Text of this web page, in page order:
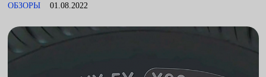
ОБЗОРЫ 01.08.2022